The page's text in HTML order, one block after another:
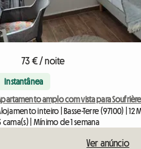
73 € / noite
Instantânea
amplo com vista para Soufrière
inteiro | Basse-Terre (97100) | 12
cama(s) | Mínimo de 1 semana
Ver anúncio